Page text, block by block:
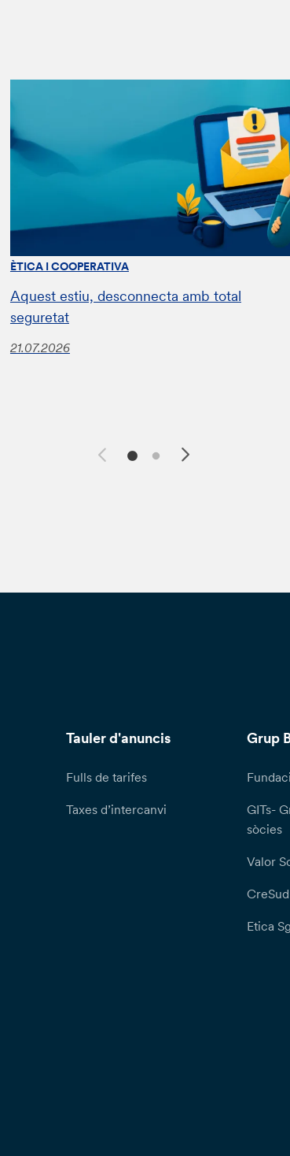
ÈTICA I COOPERATIVA
Aquest estiu, desconnecta amb total
seguretat
21.07.2026
Tauler d'anuncis
Fulls de tarifes
Taxes d’intercanvi
Grup
GITs-
sòcies
Valor
CreSud
Etica